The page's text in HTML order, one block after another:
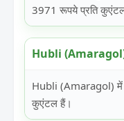
3971 रूपये प्रति
Hubli (Amaragol)
Hubli (Amaragol) में
कुएंटल हैं।